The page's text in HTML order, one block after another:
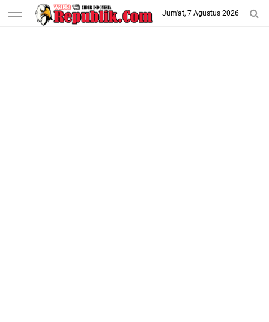
-->
Jum'at, 7 Agustus 2026